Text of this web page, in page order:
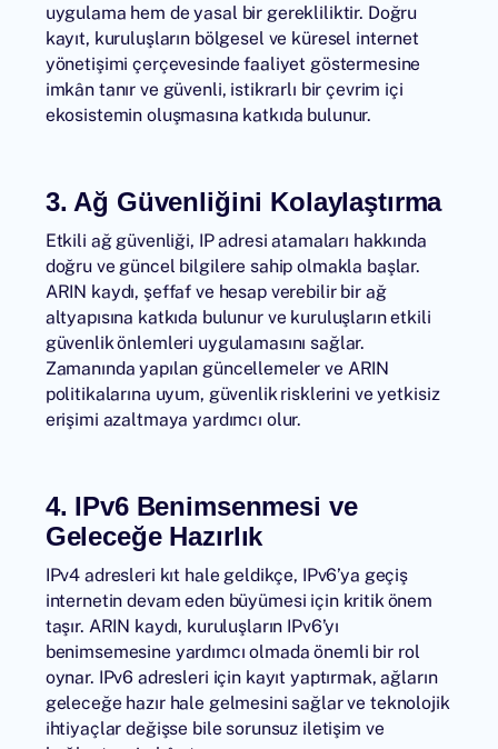
uygulama hem de yasal bir gerekliliktir. Doğru
kayıt, kuruluşların bölgesel ve küresel internet
yönetişimi çerçevesinde faaliyet göstermesine
imkân tanır ve güvenli, istikrarlı bir çevrim içi
ekosistemin oluşmasına katkıda bulunur.
3. Ağ Güvenliğini Kolaylaştırma
Etkili ağ güvenliği, IP adresi atamaları hakkında
doğru ve güncel bilgilere sahip olmakla başlar.
ARIN kaydı, şeffaf ve hesap verebilir bir ağ
altyapısına katkıda bulunur ve kuruluşların etkili
güvenlik önlemleri uygulamasını sağlar.
Zamanında yapılan güncellemeler ve ARIN
politikalarına uyum, güvenlik risklerini ve yetkisiz
erişimi azaltmaya yardımcı olur.
4. IPv6 Benimsenmesi ve
Geleceğe Hazırlık
IPv4 adresleri kıt hale geldikçe, IPv6’ya geçiş
internetin devam eden büyümesi için kritik önem
taşır. ARIN kaydı, kuruluşların IPv6’yı
benimsemesine yardımcı olmada önemli bir rol
oynar. IPv6 adresleri için kayıt yaptırmak, ağların
geleceğe hazır hale gelmesini sağlar ve teknolojik
ihtiyaçlar değişse bile sorunsuz iletişim ve